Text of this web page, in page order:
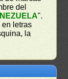
del
".
en letras
la